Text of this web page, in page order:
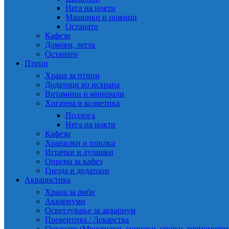
Нега на нокти
Машинки и ножици
Останато
Кафези
Домови, легла
Останато
Птици
Храна за птици
Додатоци во исхрана
Витамини и минерали
Хигиена и козметика
Подлога
Нега на нокти
Кафези
Хранилки и поилки
Играчки и лулашки
Опрема за кафез
Гнезда и додатоци
Акваристика
Храна за риби
Аквариуми
Осветлување за аквариум
Превентива / Лекарства